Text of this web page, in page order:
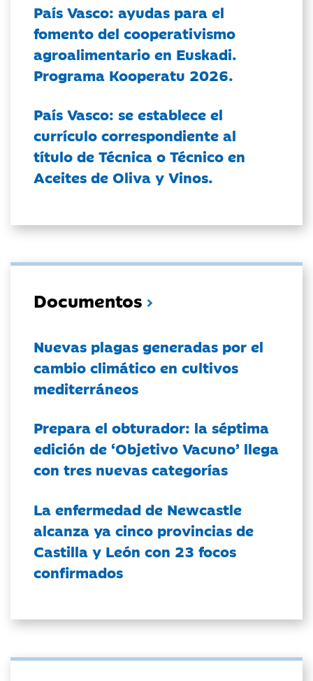
País Vasco: ayudas para el
fomento del cooperativismo
agroalimentario en Euskadi.
Programa Kooperatu 2026.
País Vasco: se establece el
currículo correspondiente al
título de Técnica o Técnico en
Aceites de Oliva y Vinos.
Documentos
Nuevas plagas generadas por el
cambio climático en cultivos
mediterráneos
Prepara el obturador: la séptima
edición de ‘Objetivo Vacuno’ llega
con tres nuevas categorías
La enfermedad de Newcastle
alcanza ya cinco provincias de
Castilla y León con 23 focos
confirmados